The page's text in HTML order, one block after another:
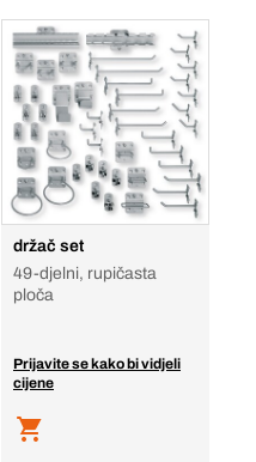
držač set
49-djelni, rupičasta
ploča
Prijavite se kako bi vidjeli
cijene